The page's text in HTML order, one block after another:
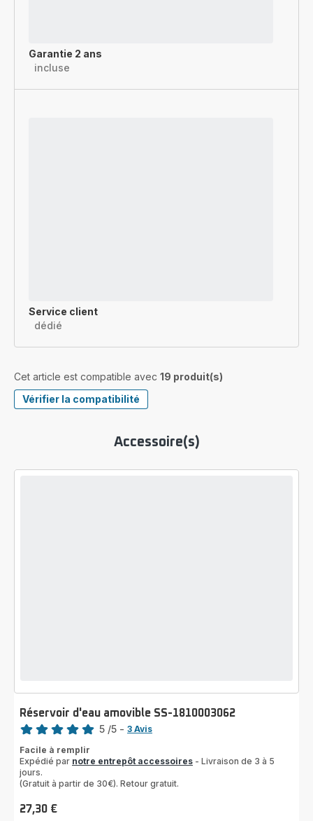
Garantie 2 ans
incluse
Service client
dédié
Cet article est compatible avec 19 produit(s)
Vérifier la compatibilité
Accessoire(s)
Réservoir d'eau amovible SS-1810003062
Note
5
étoiles
(moyenne)
5 /5 - 3 Avis
Facile à remplir
Expédié par notre entrepôt accessoires - Livraison de 3 à 5
jours.
(Gratuit à partir de 30€). Retour gratuit.
Prix
27,30 €